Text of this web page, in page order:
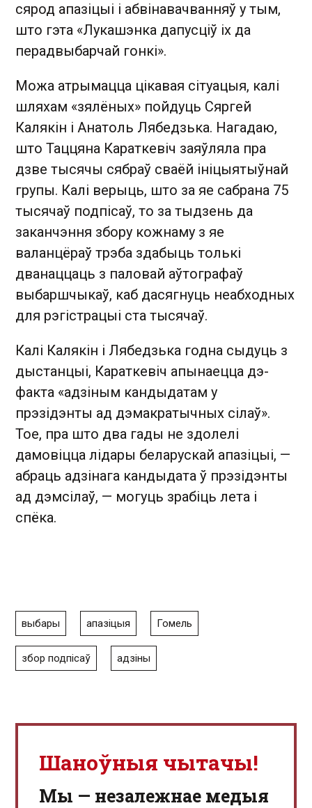
сярод апазіцыі і абвінавачванняў у тым,
што гэта «Лукашэнка дапусціў іх да
перадвыбарчай гонкі».
Можа атрымацца цікавая сітуацыя, калі
шляхам «зялёных» пойдуць Сяргей
Калякін і Анатоль Лябедзька. Нагадаю,
што Таццяна Караткевіч заяўляла пра
дзве тысячы сябраў сваёй ініцыятыўнай
групы. Калі верыць, што за яе сабрана 75
тысячаў подпісаў, то за тыдзень да
заканчэння збору кожнаму з яе
валанцёраў трэба здабыць толькі
дванаццаць з паловай аўтографаў
выбаршчыкаў, каб дасягнуць неабходных
для рэгістрацыі ста тысячаў.
Калі Калякін і Лябедзька годна сыдуць з
дыстанцыі, Караткевіч апынаецца дэ-
факта «адзіным кандыдатам у
прэзідэнты ад дэмакратычных сілаў».
Тое, пра што два гады не здолелі
дамовіцца лідары беларускай апазіцыі, —
абраць адзінага кандыдата ў прэзідэнты
ад дэмсілаў, — могуць зрабіць лета і
спёка.
выбары апазіцыя Гомель
збор подпісаў адзіны
Шаноўныя чытачы!
Мы — незалежнае медыя